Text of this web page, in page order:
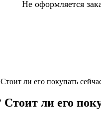
Не оформляется
ли его покупать
ли его